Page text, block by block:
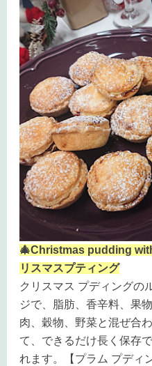
🎄Christmas pudding
リスマスプティング
クリスマス プディングの
ジで、脂肪、香辛料、果
肉、穀物、野菜と混ぜ合
て、できるだけ長く保存
れます。【プラム プディ